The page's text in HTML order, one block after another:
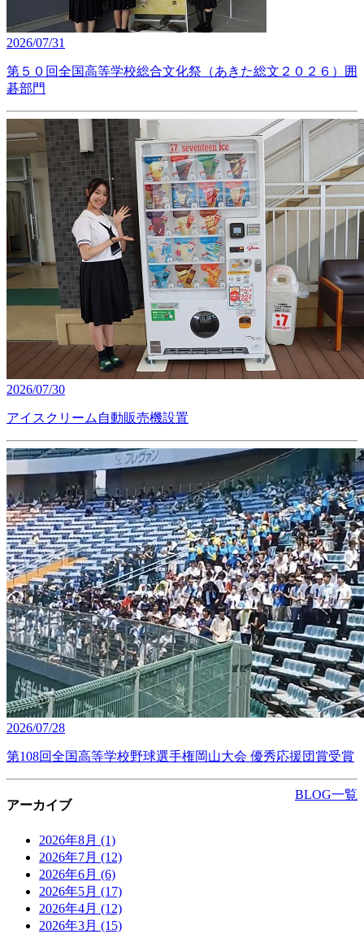
2026/07/31
第５０回全国高等学校総合文化祭（あきた総文２０２６）囲
碁部門
2026/07/30
アイスクリーム自動販売機設置
2026/07/28
第108回全国高等学校野球選手権岡山大会 優秀応援団賞受賞
BLOG一覧
アーカイブ
2026年8月 (1)
2026年7月 (12)
2026年6月 (6)
2026年5月 (17)
2026年4月 (12)
2026年3月 (15)